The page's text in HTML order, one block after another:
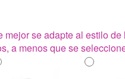
mejor se adapte al estilo
a menos que se